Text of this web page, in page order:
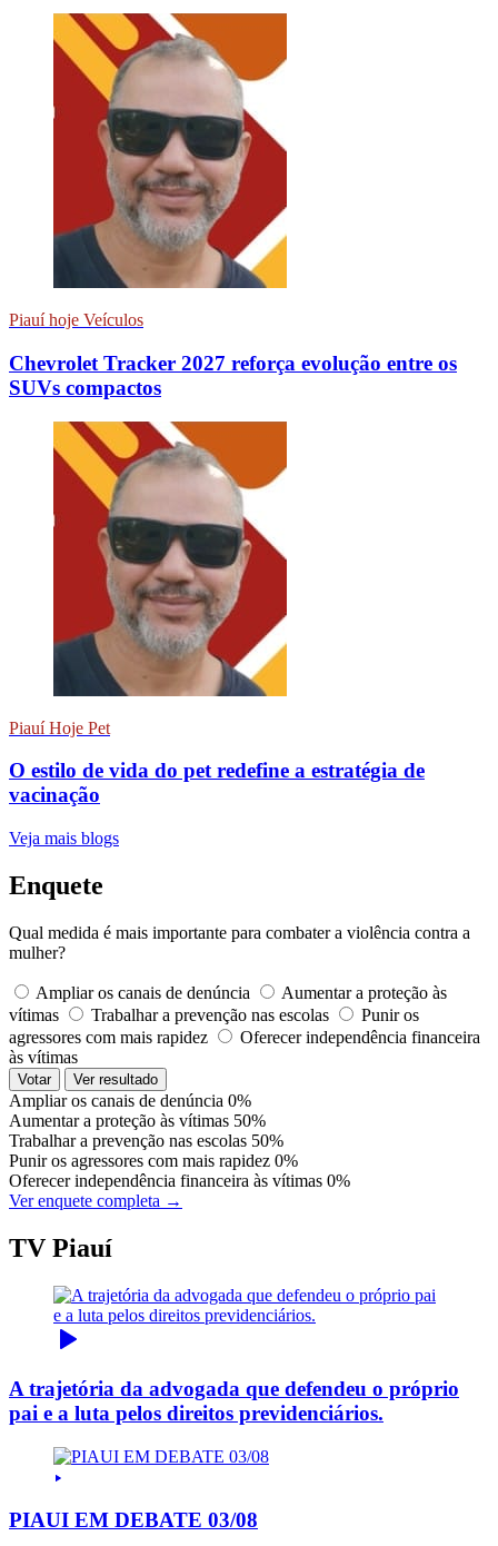
Piauí hoje Veículos
Chevrolet Tracker 2027 reforça evolução entre os
SUVs compactos
Piauí Hoje Pet
O estilo de vida do pet redefine a estratégia de
vacinação
Veja mais blogs
Enquete
Qual medida é mais importante para combater a violência contra a
mulher?
Ampliar os canais de denúncia
Aumentar a proteção às
vítimas
Trabalhar a prevenção nas escolas
Punir os
agressores com mais rapidez
Oferecer independência financeira
às vítimas
Votar Ver resultado
Ampliar os canais de denúncia 0%
Aumentar a proteção às vítimas 50%
Trabalhar a prevenção nas escolas 50%
Punir os agressores com mais rapidez 0%
Oferecer independência financeira às vítimas 0%
Ver enquete completa →
TV Piauí
A trajetória da advogada que defendeu o próprio
pai e a luta pelos direitos previdenciários.
PIAUI EM DEBATE 03/08